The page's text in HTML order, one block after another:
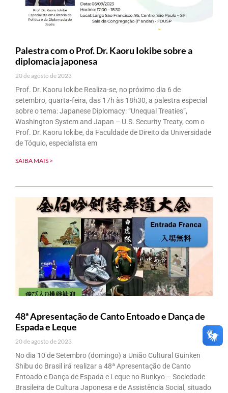
Palestra com o Prof. Dr. Kaoru Iokibe sobre a
diplomacia japonesa
20 de agosto de 2023
Prof. Dr. Kaoru Iokibe Realiza-se, no próximo dia 6 de
setembro, quarta-feira, das 17h às 18h30, a palestra especial
sobre o tema: Japanese Diplomacy: “Unequal Treaties”,
Washington System and Japan – U.S. Security Treaty, com o
Prof. Dr. Kaoru Iokibe, da Faculdade de Direito da Universidade
de Tóquio, especialista em
SAIBA MAIS >
48ª Apresentação de Canto Entoado e Dança de
Espada e Leque
20 de agosto de 2023
No dia 10 de Setembro (domingo) a União Cultural Guinken
Shibu do Brasil irá realizar a 48ª Apresentação de Canto
Entoado e Dança de Espada e Leque no Bunkyo – Sociedade
Brasileira de Cultura Japonesa e de Assistência Social, situado